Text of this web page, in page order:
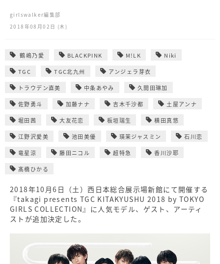
girlswalker編集部
2018年08月02日 (木)
鶴嶋乃愛 BLACKPINK M!LK Niki
TGC TGC北九州 アンジェラ芽衣
トラウデン直美 中条あやみ 久間田琳加
佐野勇斗 加藤ナナ 吉木千沙都 土屋アンナ
堀田茜 大友花恋 板垣瑞生 横田真悠
江野沢愛美 池田美優 瑛茉ジャスミン 石川恋
竜星涼 藤田ニコル 超特急 香川沙耶
髙橋ひかる
2018年10月6日（土）西日本総合展示場新館にて開催する
『takagi presents TGC KITAKYUSHU 2018 by TOKYO
GIRLS COLLECTION』に人気モデル、ゲスト、アーティ
ストが追加決定した。